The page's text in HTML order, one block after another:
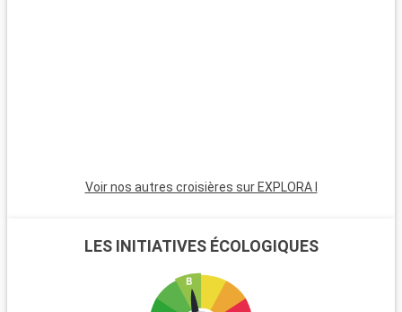
Voir nos autres croisières sur EXPLORA I
LES INITIATIVES ÉCOLOGIQUES